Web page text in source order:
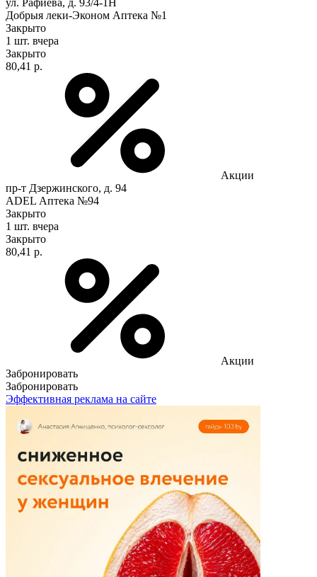
Добрыя леки-Эконом Аптека №1
Закрыто
1 шт. вчера
Закрыто
80,41 р.
Акции
пр-т Дзержинского, д. 94
ADEL Аптека №94
Закрыто
1 шт. вчера
Закрыто
80,41 р.
Акции
Забронировать
Забронировать
Эффективная реклама на сайте